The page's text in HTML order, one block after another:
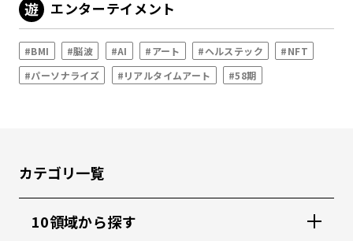
エンターテイメント
#BMI #脳波 #AI #アート #ヘルステック
#NFT
#パーソナライズ
#リアルタイムアート #58期
カテゴリ一覧
10領域から探す